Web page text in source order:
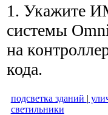
1. Укажите
системы
на
кода.
подсветка зданий |
светильники